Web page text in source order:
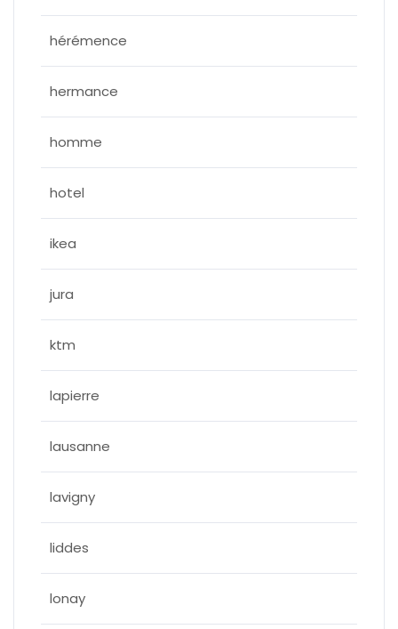
hérémence
hermance
homme
hotel
ikea
jura
ktm
lapierre
lausanne
lavigny
liddes
lonay